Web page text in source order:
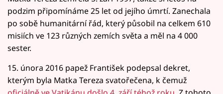
podzim připomínáme 25 let od jejího úmrtí. Zanechala
po sobě humanitární řád, který působil na celkem 610
misiích ve 123 různých zemích světa a měl na 4 000
sester.
15. února 2016 papež František podepsal dekret,
kterým byla Matka Tereza svatořečena, k čemuž